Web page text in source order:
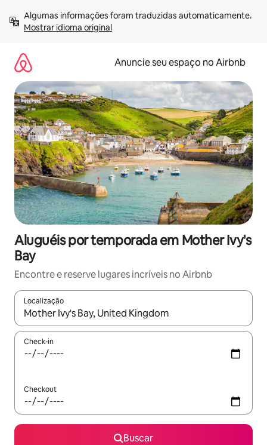
para
Mostrar idioma original
Anuncie seu espaço no Airbnb
Aluguéis por temporada em Mother Ivy's
Bay
Encontre e reserve lugares incríveis no Airbnb
Localização
Quando os resultados estiverem disponíveis, explore-os
Check-in
Checkout
Buscar